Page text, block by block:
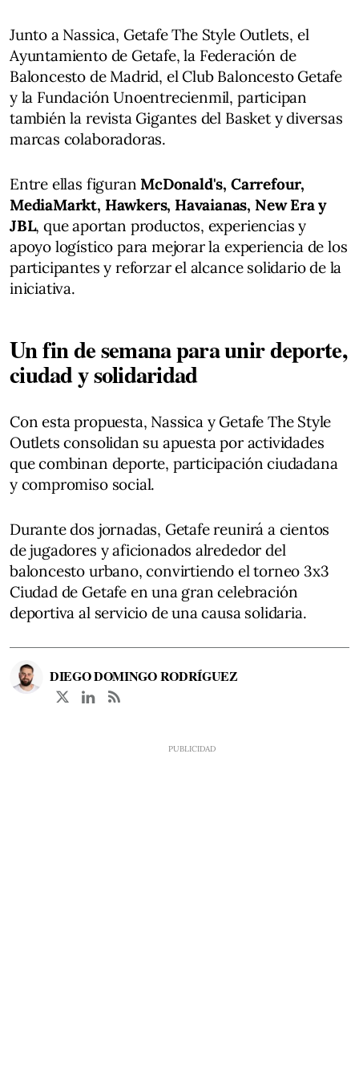
Junto a Nassica, Getafe The Style Outlets, el
Ayuntamiento de Getafe, la Federación de
Baloncesto de Madrid, el Club Baloncesto Getafe
y la Fundación Unoentrecienmil, participan
también la revista Gigantes del Basket y diversas
marcas colaboradoras.
Entre ellas figuran McDonald's, Carrefour,
MediaMarkt, Hawkers, Havaianas, New Era y
JBL, que aportan productos, experiencias y
apoyo logístico para mejorar la experiencia de los
participantes y reforzar el alcance solidario de la
iniciativa.
Un fin de semana para unir deporte,
ciudad y solidaridad
Con esta propuesta, Nassica y Getafe The Style
Outlets consolidan su apuesta por actividades
que combinan deporte, participación ciudadana
y compromiso social.
Durante dos jornadas, Getafe reunirá a cientos
de jugadores y aficionados alrededor del
baloncesto urbano, convirtiendo el torneo 3x3
Ciudad de Getafe en una gran celebración
deportiva al servicio de una causa solidaria.
DIEGO DOMINGO RODRÍGUEZ